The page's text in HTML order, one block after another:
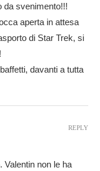
da svenimento!!!
aperta in attesa
di Star Trek, si
davanti a tutta
Valentin non le ha
REPLY